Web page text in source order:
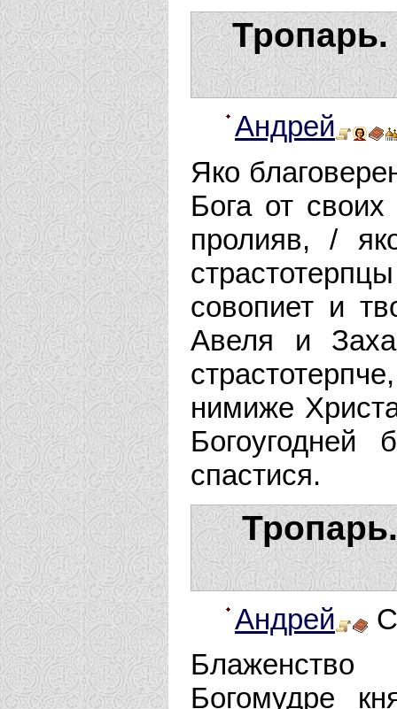
Андрей
Яко
Бога от
пролияв, /
совопиет и
Авеля и
нимиже
спастися.
Андрей
Богомудре